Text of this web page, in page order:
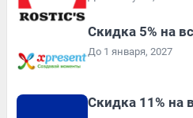
Скидка 5% на
До 1 января, 2027
Скидка 11% на